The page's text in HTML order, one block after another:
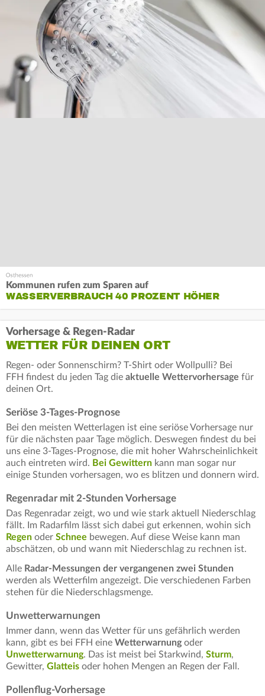
Kommunen rufen zum Sparen auf
WASSERVERBRAUCH 40 PROZENT HÖHER
Vorhersage & Regen-Radar
WETTER FÜR DEINEN ORT
Regen- oder Sonnenschirm? T-Shirt oder Wollpulli? Bei
FFH findest du jeden Tag die aktuelle Wettervorhersage für
deinen Ort.
Seriöse 3-Tages-Prognose
Bei den meisten Wetterlagen ist eine seriöse Vorhersage nur
für die nächsten paar Tage möglich. Deswegen findest du bei
uns eine 3-Tages-Prognose, die mit hoher Wahrscheinlichkeit
auch eintreten wird. Bei Gewittern kann man sogar nur
einige Stunden vorhersagen, wo es blitzen und donnern wird.
Regenradar mit 2-Stunden Vorhersage
Das Regenradar zeigt, wo und wie stark aktuell Niederschlag
fällt. Im Radarfilm lässt sich dabei gut erkennen, wohin sich
Regen oder Schnee bewegen. Auf diese Weise kann man
abschätzen, ob und wann mit Niederschlag zu rechnen ist.
Alle Radar-Messungen der vergangenen zwei Stunden
werden als Wetterfilm angezeigt. Die verschiedenen Farben
stehen für die Niederschlagsmenge.
Unwetterwarnungen
Immer dann, wenn das Wetter für uns gefährlich werden
kann, gibt es bei FFH eine Wetterwarnung oder
Unwetterwarnung. Das ist meist bei Starkwind, Sturm,
Gewitter, Glatteis oder hohen Mengen an Regen der Fall.
Pollenflug-Vorhersage